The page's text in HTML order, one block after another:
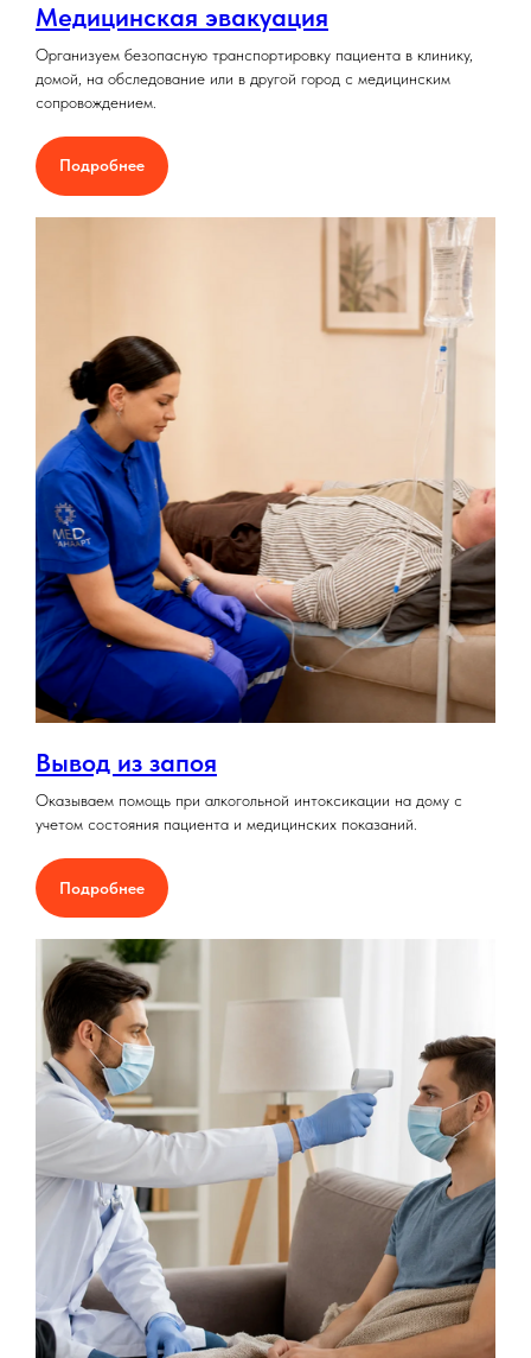
Медицинская эвакуация
Организуем безопасную транспортировку пациента в клинику,
домой, на обследование или в другой город с медицинским
сопровождением.
Подробнее
Вывод из запоя
Оказываем помощь при алкогольной интоксикации на дому с
учетом состояния пациента и медицинских показаний.
Подробнее